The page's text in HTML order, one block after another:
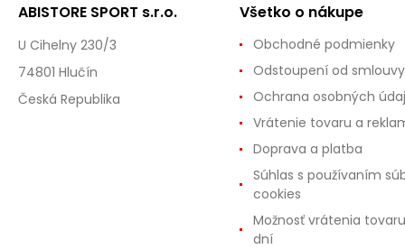
ABISTORE SPORT s.r.o.
U Cihelny 230/3
74801 Hlučín
Česká Republika
Všetko o nákupe
Obchodné podmienky
Odstoupení od smlouvy
Ochrana osobných
Vrátenie tovaru a
Doprava a platba
Súhlas s používaním
cookies
Možnosť vrátenia
dní